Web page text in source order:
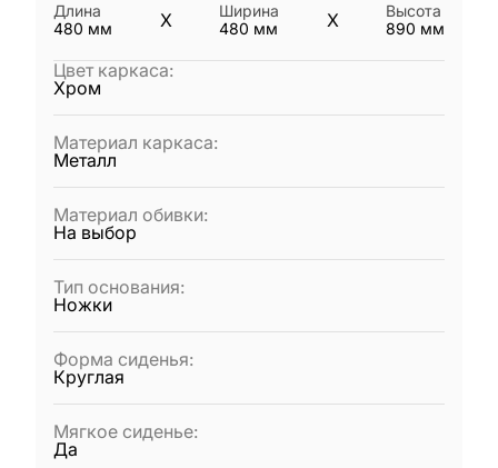
Длина
480 мм X
Ширина
480 мм X
Высота
890 мм
Цвет каркаса:
Хром
Материал каркаса:
Металл
Материал обивки:
На выбор
Тип основания:
Ножки
Форма сиденья:
Круглая
Мягкое сиденье:
Да